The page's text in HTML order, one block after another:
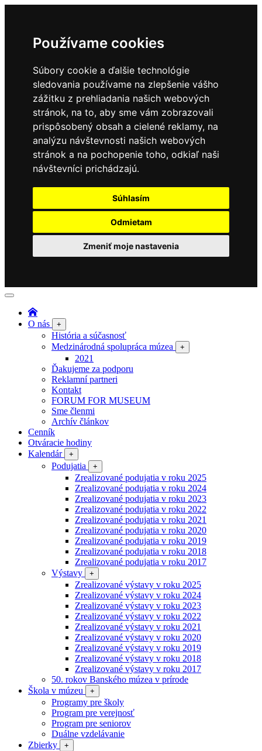
Používame cookies
Súbory cookie a ďalšie technológie
sledovania používame na zlepšenie vášho
zážitku z prehliadania našich webových
stránok, na to, aby sme vám zobrazovali
prispôsobený obsah a cielené reklamy, na
analýzu návštevnosti našich webových
stránok a na pochopenie toho, odkiaľ naši
návštevníci prichádzajú.
Súhlasím
Odmietam
Zmeniť moje nastavenia
O nás +
História a súčasnosť
Medzinárodná spolupráca múzea
+
2021
Ďakujeme za podporu
Reklamní partneri
Kontakt
FORUM FOR MUSEUM
Sme členmi
Archív článkov
Cenník
Otváracie hodiny
Kalendár
+
Podujatia +
Zrealizované podujatia v roku 2025
Zrealizované podujatia v roku 2024
Zrealizované podujatia v roku 2023
Zrealizované podujatia v roku 2022
Zrealizované podujatia v roku 2021
Zrealizované podujatia v roku 2020
Zrealizované podujatia v roku 2019
Zrealizované podujatia v roku 2018
Zrealizované podujatia v roku 2017
Výstavy
+
Zrealizované výstavy v roku 2025
Zrealizované výstavy v roku 2024
Zrealizované výstavy v roku 2023
Zrealizované výstavy v roku 2022
Zrealizované výstavy v roku 2021
Zrealizované výstavy v roku 2020
Zrealizované výstavy v roku 2019
Zrealizované výstavy v roku 2018
Zrealizované výstavy v roku 2017
50. rokov Banského múzea v prírode
Škola v múzeu
+
Programy pre školy
Program pre verejnosť
Program pre seniorov
Duálne vzdelávanie
Zbierky
+